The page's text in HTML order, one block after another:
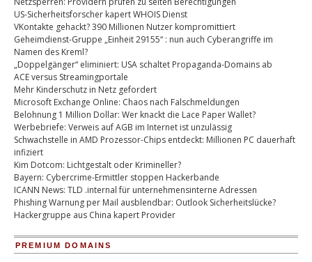
US-Sicherheitsforscher kapert WHOIS Dienst
VKontakte gehackt? 390 Millionen Nutzer kompromittiert
Geheimdienst-Gruppe „Einheit 29155“ : nun auch Cyberangriffe im
Namen des Kreml?
„Doppelgänger“ eliminiert: USA schaltet Propaganda-Domains ab
ACE versus Streamingportale
Mehr Kinderschutz in Netz gefordert
Microsoft Exchange Online: Chaos nach Falschmeldungen
Belohnung 1 Million Dollar: Wer knackt die Lace Paper Wallet?
Werbebriefe: Verweis auf AGB im Internet ist unzulässig
Schwachstelle in AMD Prozessor-Chips entdeckt: Millionen PC dauerhaft
infiziert
Kim Dotcom: Lichtgestalt oder Krimineller?
Bayern: Cybercrime-Ermittler stoppen Hackerbande
ICANN News: TLD .internal für unternehmensinterne Adressen
Phishing Warnung per Mail ausblendbar: Outlook Sicherheitslücke?
Hackergruppe aus China kapert Provider
PREMIUM DOMAINS